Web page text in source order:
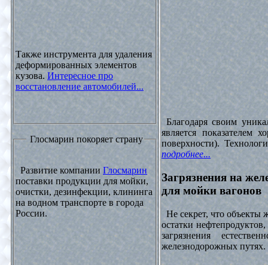
Также инструмента для удаления
деформированных элементов
кузова.Интересное про
восстановление автомобилей...
Глосмарин покоряет страну
Развитие компании Глосмарин
поставки продукции для мойки,
очистки, дезинфекции, клининга
на водном транспорте в города
России.
Благодаря своим
является показателем
поверхности).
подробнее...
Загрязнения на
для мойки вагонов
Не секрет, что объекты
остатки нефтепродуктов,
загрязнения
железнодорожных путях.